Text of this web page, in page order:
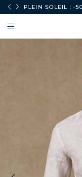
PLEIN SOLEIL : -